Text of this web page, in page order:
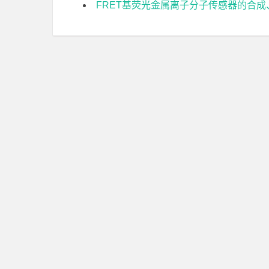
FRET基荧光金属离子分子传感器的合